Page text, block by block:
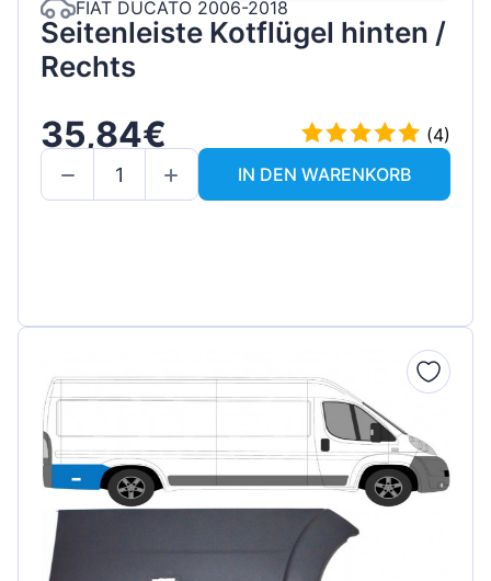
FIAT DUCATO 2006-2018
Seitenleiste Kotflügel hinten /
Rechts
35,84€
(4)
IN DEN WARENKORB